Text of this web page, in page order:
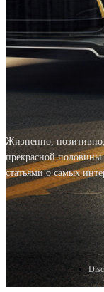
Жизненно, позитивно,
прекрасной половины
статьями о самых